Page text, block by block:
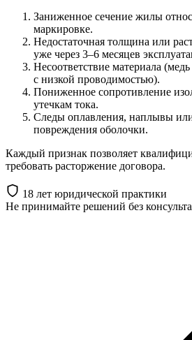
Заниженное сечение жилы
маркировке.
Недостаточная толщина или
уже через 3–6 месяцев
Несоответствие материала
с низкой проводимостью).
Пониженное сопротивление
утечкам тока.
Следы оплавления, наплывы
повреждения оболочки.
Каждый признак позволяет
требовать расторжение договора.
18 лет юридической практики
Не принимайте решений без